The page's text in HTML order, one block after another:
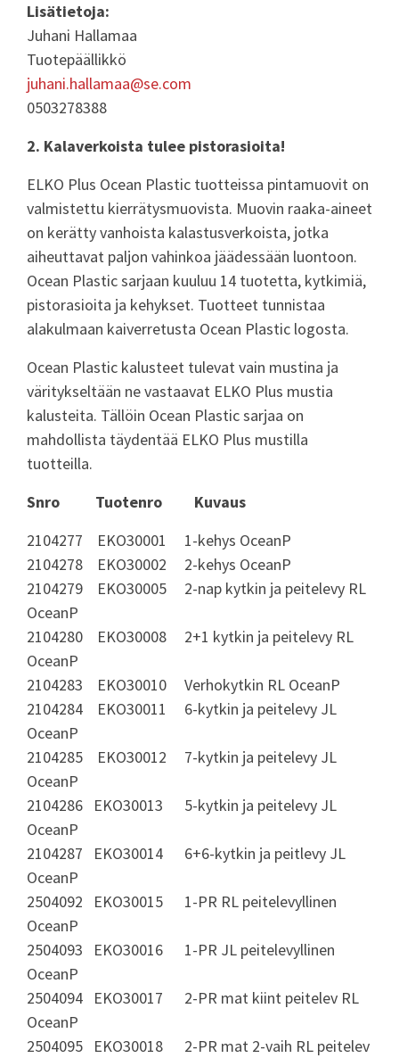
Lisätietoja:
Juhani Hallamaa
Tuotepäällikkö
juhani.hallamaa@se.com
0503278388
2. Kalaverkoista tulee pistorasioita!
ELKO Plus Ocean Plastic tuotteissa pintamuovit on
valmistettu kierrätysmuovista. Muovin raaka-aineet
on kerätty vanhoista kalastusverkoista, jotka
aiheuttavat paljon vahinkoa jäädessään luontoon.
Ocean Plastic sarjaan kuuluu 14 tuotetta, kytkimiä,
pistorasioita ja kehykset. Tuotteet tunnistaa
alakulmaan kaiverretusta Ocean Plastic logosta.
Ocean Plastic kalusteet tulevat vain mustina ja
väritykseltään ne vastaavat ELKO Plus mustia
kalusteita. Tällöin Ocean Plastic sarjaa on
mahdollista täydentää ELKO Plus mustilla
tuotteilla.
Snro Tuotenro Kuvaus
2104277 EKO30001 1-kehys OceanP
2104278 EKO30002 2-kehys OceanP
2104279 EKO30005 2-nap kytkin ja peitelevy RL
OceanP
2104280 EKO30008 2+1 kytkin ja peitelevy RL
OceanP
2104283 EKO30010 Verhokytkin RL OceanP
2104284 EKO30011 6-kytkin ja peitelevy JL
OceanP
2104285 EKO30012 7-kytkin ja peitelevy JL
OceanP
2104286 EKO30013 5-kytkin ja peitelevy JL
OceanP
2104287 EKO30014 6+6-kytkin ja peitlevy JL
OceanP
2504092 EKO30015 1-PR RL peitelevyllinen
OceanP
2504093 EKO30016 1-PR JL peitelevyllinen
OceanP
2504094 EKO30017 2-PR mat kiint peitelev RL
OceanP
2504095 EKO30018 2-PR mat 2-vaih RL peitelev